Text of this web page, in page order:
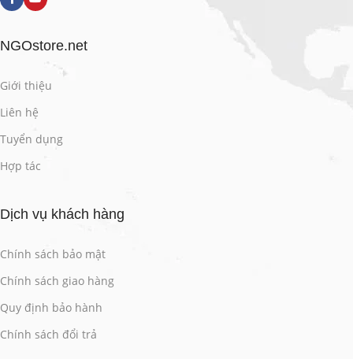
NGOstore.net
Giới thiệu
Liên hệ
Tuyển dụng
Hợp tác
Dịch vụ khách hàng
Chính sách bảo mật
Chính sách giao hàng
Quy định bảo hành
Chính sách đổi trả